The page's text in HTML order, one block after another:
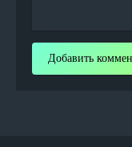
Добавить